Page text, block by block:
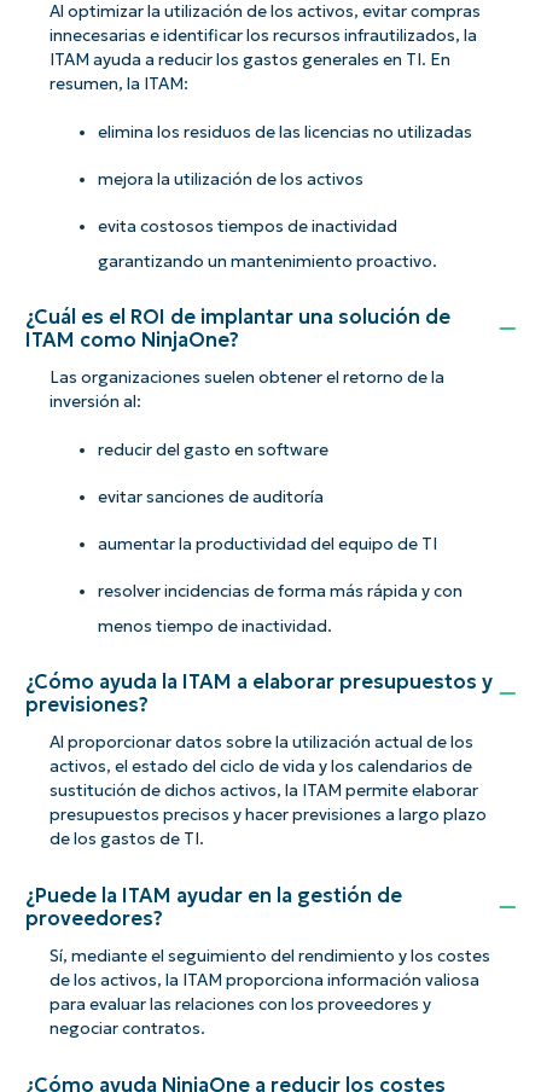
Al optimizar la utilización de los activos, evitar compras
innecesarias e identificar los recursos infrautilizados, la
ITAM ayuda a reducir los gastos generales en TI. En
resumen, la ITAM:
elimina los residuos de las licencias no utilizadas
mejora la utilización de los activos
evita costosos tiempos de inactividad
garantizando un mantenimiento proactivo.
¿Cuál es el ROI de implantar una solución de
ITAM como NinjaOne?
Las organizaciones suelen obtener el retorno de la
inversión al:
reducir del gasto en software
evitar sanciones de auditoría
aumentar la productividad del equipo de TI
resolver incidencias de forma más rápida y con
menos tiempo de inactividad.
¿Cómo ayuda la ITAM a elaborar presupuestos y
previsiones?
Al proporcionar datos sobre la utilización actual de los
activos, el estado del ciclo de vida y los calendarios de
sustitución de dichos activos, la ITAM permite elaborar
presupuestos precisos y hacer previsiones a largo plazo
de los gastos de TI.
¿Puede la ITAM ayudar en la gestión de
proveedores?
Sí, mediante el seguimiento del rendimiento y los costes
de los activos, la ITAM proporciona información valiosa
para evaluar las relaciones con los proveedores y
negociar contratos.
¿Cómo ayuda NinjaOne a reducir los costes